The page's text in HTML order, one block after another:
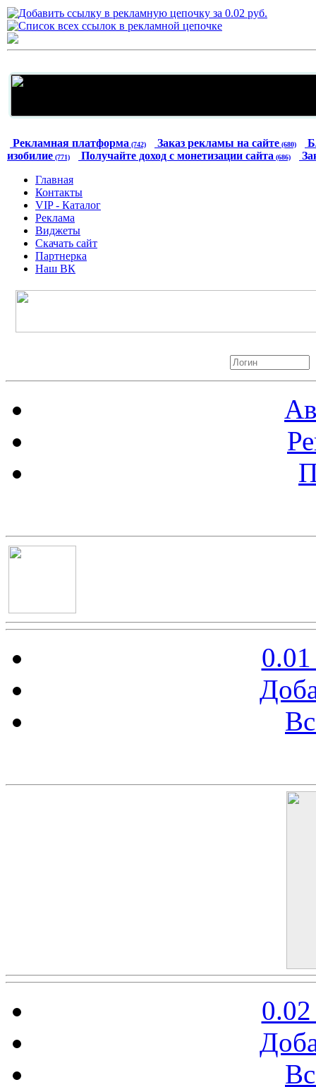
Рекламная платформа (742) Заказ рекламы на сайте (680)
изобилие (771) Получайте доход с монетизации сайта (686)
Главная
Контакты
VIP - Каталог
Реклама
Виджеты
Скачать сайт
Партнерка
Наш ВК